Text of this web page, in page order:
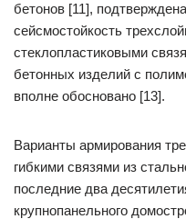
бетонов [11],
сейсмостойкость
стеклопластиковыми
бетонных изделий с
вполне обосновано [13].
Варианты армирования
гибкими связями из
последние два
крупнопанельного